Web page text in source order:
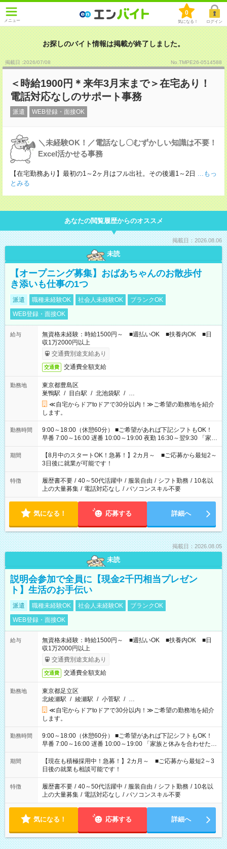
メニュー
0
気になる！ ログイン
お探しのバイト情報は掲載が終了しました。
掲載日 :2026/07/08 No.TMPE26-0514588
＜時給1900円＊来年3月末まで＞在宅あり！
電話対応なしのサポート事務
派遣 WEB登録・面接OK
＼未経験OK！／電話なし〇むずかしい知識は不要！
Excel活かせる事務
【在宅勤務あり】最初の1～2ヶ月はフル出社。その後週1～2日 ...もっ
とみる
あなたの閲覧履歴からのオススメ
掲載日：2026.08.06
未読
【オープニング募集】おばあちゃんのお散歩付
き添いも仕事の1つ
派遣 職種未経験OK 社会人未経験OK
ブランクOK
WEB登録・面接OK
給与
無資格未経験：時給1500円～ ■週払いOK ■扶養内OK ■日
収1万2000円以上
交通費別途支給あり
交通費 交通費全額支給
勤務地
東京都豊島区
巣鴨駅 / 目白駅 / 北池袋駅 / …
≪自宅からドアtoドアで30分以内！≫ご希望の勤務地を紹介
します。
勤務時間
9:00～18:00（休憩60分） ■ご希望があれば下記シフトもOK！
早番 7:00～16:00 遅番 10:00～19:00 夜勤 16:30～翌9:30 「家族
と休みを合わせたい」 「余裕を持って夕飯の準備がしたい」
「できれば残業はしたくない」 など、ご希望を教えてください
ね。 ※Wワーク希望の方へ 今ご覧のお仕事で希望する勤務時間
と、もう1つのお仕事の勤務時間。 合計で週40時間を超える場
合は応募できません。
期間
【8月中のスタートOK！急募！】2カ月～ ■ご応募から最短2～
3日後に就業が可能です！
特徴 履歴書不要 / 40～50代活躍中 / 服装自由 / シフト勤務 / 10名以
上の大量募集 / 電話対応なし / パソコンスキル不要
気になる！ 応募する 詳細へ
掲載日：2026.08.05
未読
説明会参加で全員に【現金2千円相当プレゼン
ト】生活のお手伝い
派遣 職種未経験OK 社会人未経験OK
ブランクOK
WEB登録・面接OK
給与
無資格未経験：時給1500円～ ■週払いOK ■扶養内OK ■日
収1万2000円以上
交通費別途支給あり
交通費 交通費全額支給
勤務地
東京都足立区
北綾瀬駅 / 綾瀬駅 / 小菅駅 / …
≪自宅からドアtoドアで30分以内！≫ご希望の勤務地を紹介
します。
勤務時間
9:00～18:00（休憩60分） ■ご希望があれば下記シフトもOK！
早番 7:00～16:00 遅番 10:00～19:00 「家族と休みを合わせた
い」 「余裕を持って夕飯の準備がしたい」 「できれば残業はし
たくない」 など、ご希望を教えてくださいね。 ※Wワーク希望
の方へ 今ご覧のお仕事で希望する勤務時間と、もう1つのお仕事
の勤務時間。 合計で週40時間を超える場合は応募できません。
期間
【現在も積極採用中！急募！】2カ月～ ■ご応募から最短2～3
日後の就業も相談可能です！
特徴 履歴書不要 / 40～50代活躍中 / 服装自由 / シフト勤務 / 10名以
上の大量募集 / 電話対応なし / パソコンスキル不要
気になる！ 応募する 詳細へ